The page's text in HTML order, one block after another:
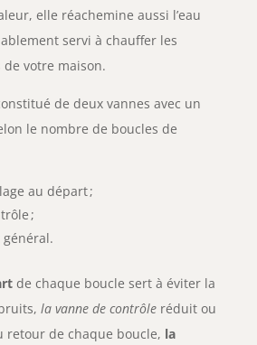
elle réachemine aussi l’eau
servi à chauffer les
votre maison.
de deux vannes avec un
le nombre de boucles de
au départ ;
;
général.
de chaque boucle sert à éviter la
la vanne de contrôleréduit ou
retour de chaque boucle, la